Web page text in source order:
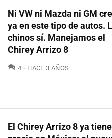
Ni VW ni Mazda ni GM
ya en este tipo de autos.
chinos sí. Manejamos el
Chirey Arrizo 8
4 COMENTARIOS
HACE 3 AÑOS
El Chirey Arrizo 8 ya tiene